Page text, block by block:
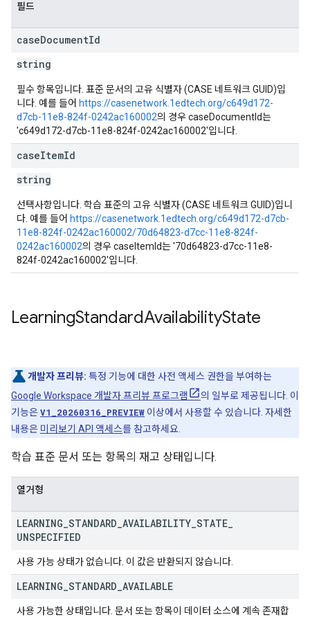
필드
caseDocumentId
string
필수 항목입니다. 표준 문서의 고유 식별자 (CASE 네트워크 GUID)입
니다. 예를 들어 https://casenetwork.1edtech.org/c649d172-
d7cb-11e8-824f-0242ac160002의 경우 caseDocumentId는
'c649d172-d7cb-11e8-824f-0242ac160002'입니다.
caseItemId
string
선택사항입니다. 학습 표준의 고유 식별자 (CASE 네트워크 GUID)입니
다. 예를 들어 https://casenetwork.1edtech.org/c649d172-d7cb-
11e8-824f-0242ac160002/70d64823-d7cc-11e8-824f-
0242ac160002의 경우 caseItemId는 '70d64823-d7cc-11e8-
824f-0242ac160002'입니다.
LearningStandardAvailabilityState
개발자 프리뷰: 특정 기능에 대한 사전 액세스 권한을 부여하는
Google Workspace 개발자 프리뷰 프로그램
의 일부로 제공됩니다. 이
기능은V1_20260316_PREVIEW 이상에서 사용할 수 있습니다. 자세한
내용은 미리보기 API 액세스를 참고하세요.
학습 표준 문서 또는 항목의 재고 상태입니다.
열거형
LEARNING STANDARD AVAILABILITY STATE
UNSPECIFIED
사용 가능 상태가 없습니다. 이 값은 반환되지 않습니다.
LEARNING STANDARD AVAILABLE
사용 가능한 상태입니다. 문서 또는 항목이 데이터 소스에 계속 존재합